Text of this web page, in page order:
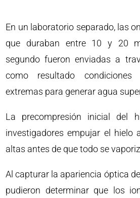
En un laboratorio separado, las
que duraban entre 10 y 20
segundo fueron enviadas a
como resultado condiciones
extremas para generar agua
La precompresión inicial del
investigadores empujar el hielo
altas antes de que todo se
Al capturar la apariencia óptica
pudieron determinar que los